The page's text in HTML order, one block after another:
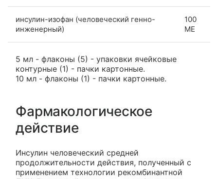
инсулин-изофан (человеческий генно-
инженерный)
100
МЕ
5 мл - флаконы (5) - упаковки ячейковые
контурные (1) - пачки картонные.
10 мл - флаконы (1) - пачки картонные.
Фармакологическое
действие
Инсулин человеческий средней
продолжительности действия, полученный с
применением технологии рекомбинантной